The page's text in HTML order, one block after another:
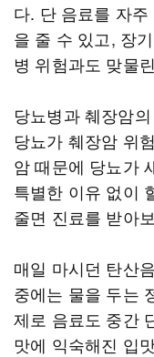
다. 단 음료를 자
을 줄 수 있고, 장
병 위험과도 맞물
당뇨병과 췌장암
당뇨가 췌장암 위
암 때문에 당뇨가
특별한 이유 없이
줄면 진료를 받아
매일 마시던 탄산
중에는 물을 두는
제로 음료도 중간
맛에 익숙해진 입